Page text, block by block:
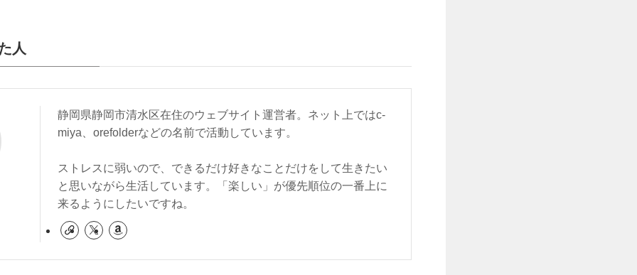
人
静岡県静岡市清水区在住のウェブサイト運営者。ネット上ではc-
miya、orefolderなどの名前で活動しています。
ストレスに弱いので、できるだけ好きなことだけをして生きたい
と思いながら生活しています。「楽しい」が優先順位の一番上に
来るようにしたいですね。